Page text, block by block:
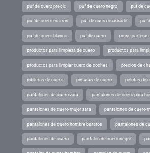
puf de cuero precio puf de cuero negro puf de
puf de cuero marron puf de cuero cuadrado puf
puf de cuero blanco puf de cuero prune carteras
productos para limpieza de cuero productos para
productos para limpiar cuero de coches precios de
pitilleras de cuero pinturas de cuero pelotas de
pantalones de cuero zara pantalones de cuero para
pantalones de cuero mujer zara pantalones de cuero
pantalones de cuero hombre baratos pantalones de
pantalones de cuero pantalon de cuero negro